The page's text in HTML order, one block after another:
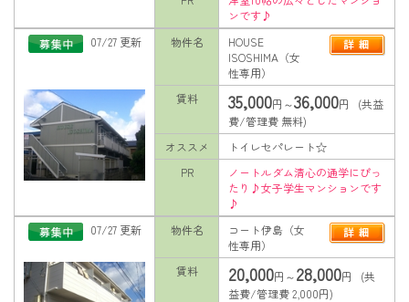
ンです♪
07/27 更新
物件名
HOUSE
ISOSHIMA（女
性専用）
賃料
35,000円～36,000円 (共益
費/管理費 無料)
オススメ
トイレセパレート☆
PR
ノートルダム清心の通学にぴっ
たり♪女子学生マンションです
♪
07/27 更新
物件名
コート伊島（女
性専用）
賃料
20,000円～28,000円 (共
益費/管理費 2,000円)